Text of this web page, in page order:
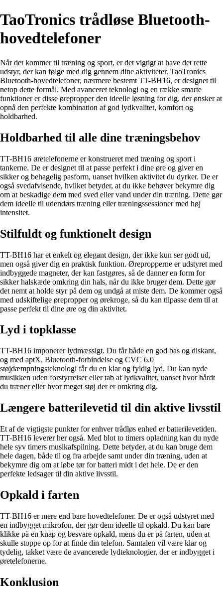
TaoTronics trådløse Bluetooth-
hovedtelefoner
Når det kommer til træning og sport, er det vigtigt at have det rette
udstyr, der kan følge med dig gennem dine aktiviteter. TaoTronics
Bluetooth-hovedtelefoner, nærmere bestemt TT-BH16, er designet til
netop dette formål. Med avanceret teknologi og en række smarte
funktioner er disse ørepropper den ideelle løsning for dig, der ønsker at
opnå den perfekte kombination af god lydkvalitet, komfort og
holdbarhed.
Holdbarhed til alle dine træningsbehov
TT-BH16 øretelefonerne er konstrueret med træning og sport i
tankerne. De er designet til at passe perfekt i dine øre og giver en
sikker og behagelig pasform, uanset hvilken aktivitet du dyrker. De er
også svedafvisende, hvilket betyder, at du ikke behøver bekymre dig
om at beskadige dem med sved eller vand under din træning. Dette gør
dem ideelle til udendørs træning eller træningssessioner med høj
intensitet.
Stilfuldt og funktionelt design
TT-BH16 har et enkelt og elegant design, der ikke kun ser godt ud,
men også giver dig en praktisk funktion. Ørepropperne er udstyret med
indbyggede magneter, der kan fastgøres, så de danner en form for
sikker halskæde omkring din hals, når du ikke bruger dem. Dette gør
det nemt at holde styr på dem og undgå at miste dem. De kommer også
med udskiftelige ørepropper og ørekroge, så du kan tilpasse dem til at
passe perfekt til dine øre og din aktivitet.
Lyd i topklasse
TT-BH16 imponerer lydmæssigt. Du får både en god bas og diskant,
og med aptX, Bluetooth-forbindelse og CVC 6.0
støjdæmpningsteknologi får du en klar og fyldig lyd. Du kan nyde
musikken uden forstyrrelser eller tab af lydkvalitet, uanset hvor hårdt
du træner eller hvor meget støj der er omkring dig.
Længere batterilevetid til din aktive livsstil
Et af de vigtigste punkter for enhver trådløs enhed er batterilevetiden.
TT-BH16 leverer her også. Med blot to timers opladning kan du nyde
hele syv timers musikafspilning. Dette betyder, at du kan bruge dem
hele dagen, både til og fra arbejde samt under din træning, uden at
bekymre dig om at løbe tør for batteri midt i det hele. De er den
perfekte ledsager til din aktive livsstil.
Opkald i farten
TT-BH16 er mere end bare hovedtelefoner. De er også udstyret med
en indbygget mikrofon, der gør dem ideelle til opkald. Du kan bare
klikke på en knap og besvare opkald, mens du er på farten, uden at
skulle stoppe op for at finde din telefon. Samtalen vil være klar og
tydelig, takket være de avancerede lydteknologier, der er indbygget i
øretelefonerne.
Konklusion